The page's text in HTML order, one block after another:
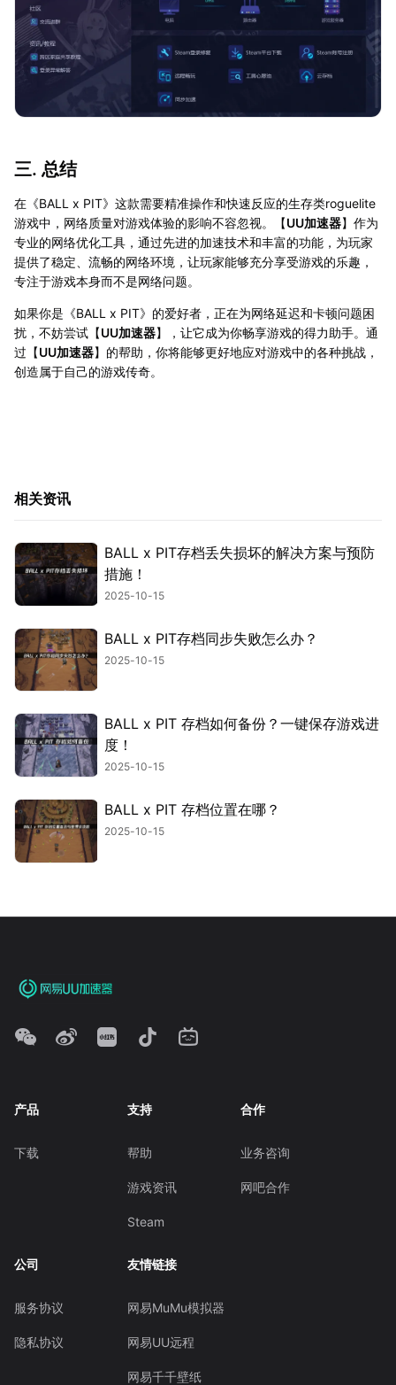
三. 总结
在《BALL x PIT》这款需要精准操作和快速反应的生存类roguelite
游戏中，网络质量对游戏体验的影响不容忽视。【UU加速器】作为
专业的网络优化工具，通过先进的加速技术和丰富的功能，为玩家
提供了稳定、流畅的网络环境，让玩家能够充分享受游戏的乐趣，
专注于游戏本身而不是网络问题。
如果你是《BALL x PIT》的爱好者，正在为网络延迟和卡顿问题困
扰，不妨尝试【UU加速器】，让它成为你畅享游戏的得力助手。通
过【UU加速器】的帮助，你将能够更好地应对游戏中的各种挑战，
创造属于自己的游戏传奇。
相关资讯
BALL x PIT存档丢失损坏的解决方案与预防
措施！
2025-10-15
BALL x PIT存档同步失败怎么办？
2025-10-15
BALL x PIT 存档如何备份？一键保存游戏进
度！
2025-10-15
BALL x PIT 存档位置在哪？
2025-10-15
产品
下载
支持
帮助
游戏资讯
Steam
合作
业务咨询
网吧合作
公司
服务协议
隐私协议
友情链接
网易MuMu模拟器
网易UU远程
网易千千壁纸